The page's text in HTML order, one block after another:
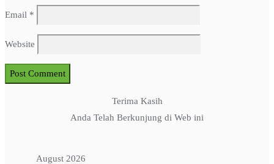
Email *
Website
Terima Kasih
Anda Telah Berkunjung di Web ini
August 2026